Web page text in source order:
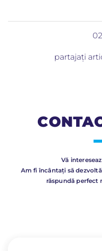
partajați
Vă
Am fi încântați să
răspundă perfect